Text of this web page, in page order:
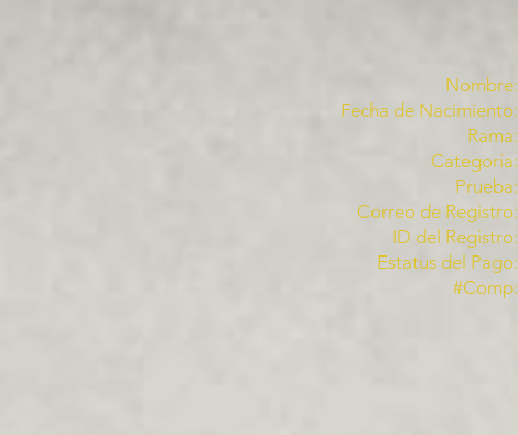
Nombre:
Fecha de Nacimiento:
Rama:
Categoría:
Prueba:
Correo de Registro:
ID del Registro:
Estatus del Pago:
#Comp: